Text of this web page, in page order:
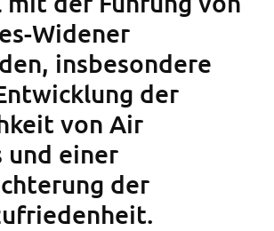
Widener
insbesondere
der
von Air
und einer
der